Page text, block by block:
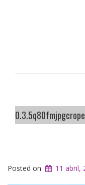
Posted on 11 abril,